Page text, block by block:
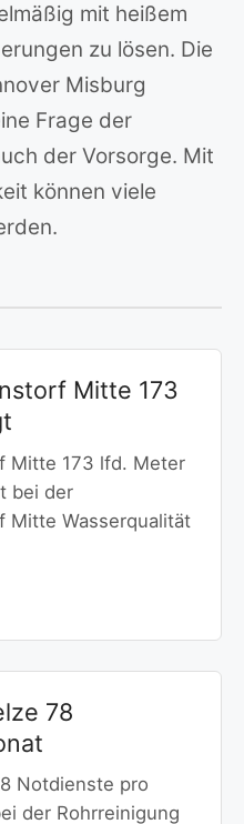
mit heißem
zu lösen. Die
Misburg
Frage der
der Vorsorge. Mit
können viele
Mitte 173
Mitte 173 lfd. Meter
bei der
Mitte Wasserqualität
78
Notdienste pro
der Rohrreinigung